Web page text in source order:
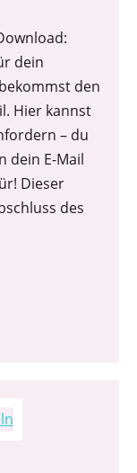
dein
den
Hier kannst
– du
dein E-Mail
Dieser
des